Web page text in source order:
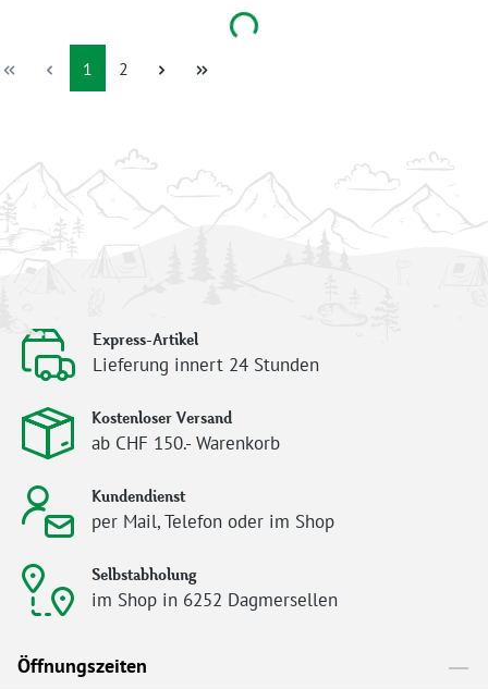
Loading...
Seite
1 Seite
2
Express-Artikel
Lieferung innert 24 Stunden
Kostenloser Versand
ab CHF 150.- Warenkorb
Kundendienst
per Mail, Telefon oder im Shop
Selbstabholung
im Shop in 6252 Dagmersellen
Öffnungszeiten